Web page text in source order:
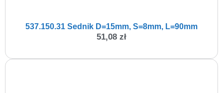
537.150.31 Sednik D=15mm, S=8mm, L=90mm
51,08 zł